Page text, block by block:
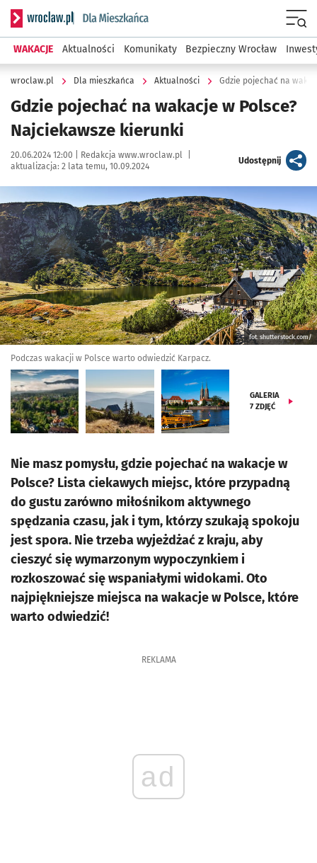
Serwis informacyjny wroclaw.pl podserwis: Dla mieszkańca
WAKACJE Aktualności Komunikaty Bezpieczny Wrocław
wroclaw.pl Dla mieszkańca Aktualności Gdzie pojechać na
Gdzie pojechać na wakacje w Polsce?
Najciekawsze kierunki
Data publikacji:
20.06.2024 12:00 | Autor:
Redakcja www.wroclaw.pl
aktualizacja: 2 lata temu, 10.09.2024
Udostępnijartykuł
Kliknij, aby zobaczyć galerię
fot. shutterstock.com/
Podczas wakacji w Polsce warto odwiedzić Karpacz.
GALERIA
7 ZDJĘĆ
Nie masz pomysłu, gdzie pojechać na wakacje w
Polsce? Lista ciekawych miejsc, które przypadną
do gustu zarówno miłośnikom aktywnego
spędzania czasu, jak i tym, którzy szukają spokoju
jest spora. Nie trzeba wyjeżdżać z kraju, aby
cieszyć się wymarzonym wypoczynkiem i
rozkoszować się wspaniałymi widokami. Oto
najpiękniejsze miejsca na wakacje w Polsce, które
warto odwiedzić!
REKLAMA
ad